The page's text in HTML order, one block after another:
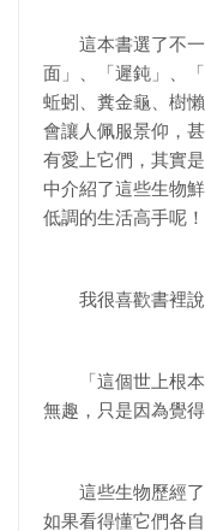
這本書選了不一
面」、「遲鈍」、
蚯蚓、糞金龜、樹
會讓人佩服景仰，
有愛上它們，其實
中介紹了這些生物
低調的生活高手呢！
我很喜歡書裡
「這個世上根本
無趣，只是因為覺
這些生物歷經了
如果看得懂它們各